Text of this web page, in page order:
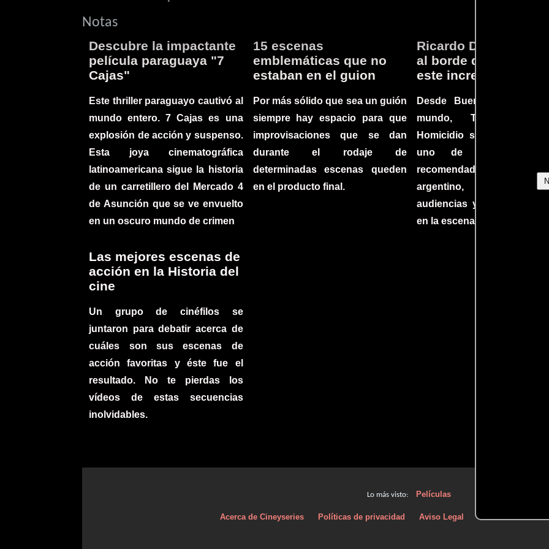
Notas
Descubre la impactante
película paraguaya "7
Cajas"
Este thriller paraguayo cautivó al
mundo entero. 7 Cajas es una
explosión de acción y suspenso.
Esta joya cinematográfica
latinoamericana sigue la historia
de un carretillero del Mercado 4
de Asunción que se ve envuelto
en un oscuro mundo de crimen
15 escenas
emblemáticas que no
estaban en el guion
Por más sólido que sea un guión
siempre hay espacio para que
improvisaciones que se dan
durante el rodaje de
determinadas escenas queden
en el producto final.
Ricardo Darín te
al borde del asiento
este increíble thriller
Desde Buenos Aires
mundo, Tesis sobre
Homicidio se ha
uno de los filmes
recomendados del
argentino,
audiencias y dejando su
en la escena internacional.
Las mejores escenas de
acción en la Historia del
cine
Un grupo de cinéfilos se
juntaron para debatir acerca de
cuáles son sus escenas de
acción favoritas y éste fue el
resultado. No te pierdas los
vídeos de estas secuencias
inolvidables.
Lo más visto: Películas
Acerca de Cineyseries Políticas de privacidad Aviso Legal Políticas de